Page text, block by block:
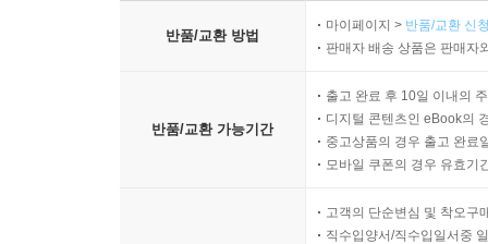
반품/교환 방법
마이페이지 > 반품/교환 신
판매자 배송 상품은 판매자
반품/교환 가능기간
출고 완료 후 10일 이내의
디지털 콘텐츠인 eBook의
중고상품의 경우 출고 완료
모바일 쿠폰의 경우 유효기
고객의 단순변심 및 착오구
직수입양서/직수입일서중